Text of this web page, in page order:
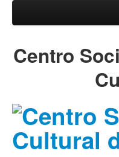
Resp.Sociais
Serviço de Apoio
Agenda
Historial
Centro